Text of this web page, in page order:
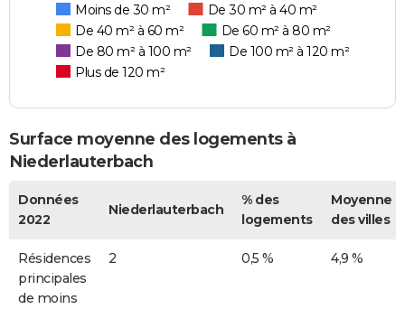
Moins de 30 m²
De 30 m² à 40 m²
De 40 m² à 60 m²
De 60 m² à 80 m²
De 80 m² à 100 m²
De 100 m² à 120 m²
Plus de 120 m²
Surface moyenne des logements à
Niederlauterbach
Données
2022
Niederlauterbach
% des
logements
Moyenne
des villes
Résidences
principales
de moins
2 0,5 % 4,9 %